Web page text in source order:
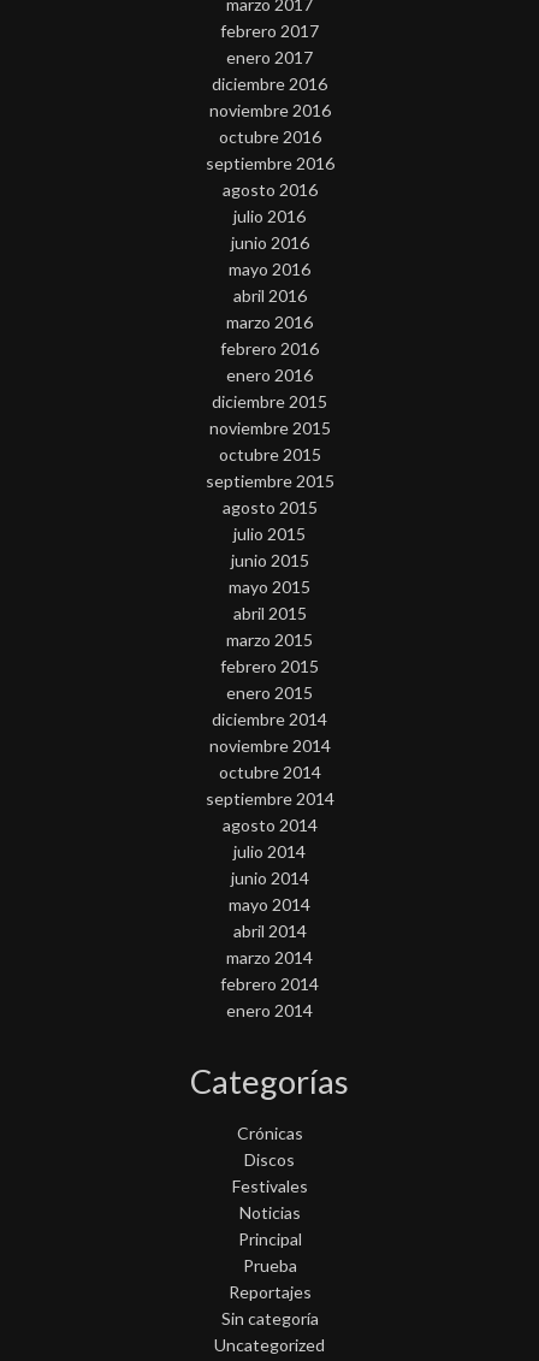
marzo 2017
febrero 2017
enero 2017
diciembre 2016
noviembre 2016
octubre 2016
septiembre 2016
agosto 2016
julio 2016
junio 2016
mayo 2016
abril 2016
marzo 2016
febrero 2016
enero 2016
diciembre 2015
noviembre 2015
octubre 2015
septiembre 2015
agosto 2015
julio 2015
junio 2015
mayo 2015
abril 2015
marzo 2015
febrero 2015
enero 2015
diciembre 2014
noviembre 2014
octubre 2014
septiembre 2014
agosto 2014
julio 2014
junio 2014
mayo 2014
abril 2014
marzo 2014
febrero 2014
enero 2014
Categorías
Crónicas
Discos
Festivales
Noticias
Principal
Prueba
Reportajes
Sin categoría
Uncategorized